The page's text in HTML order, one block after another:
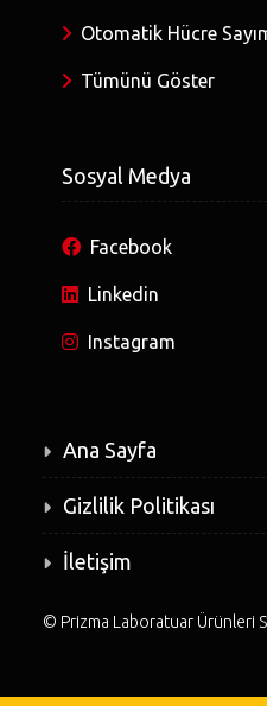
Otomatik Hücre
Tümünü Göster
Sosyal Medya
Facebook
Linkedin
Instagram
Ana Sayfa
Gizlilik Politikası
İletişim
© Prizma Laboratuar Ürünleri